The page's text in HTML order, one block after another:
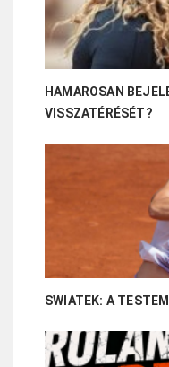
HAMAROSAN
VISSZATÉRÉSÉT?
SWIATEK: A